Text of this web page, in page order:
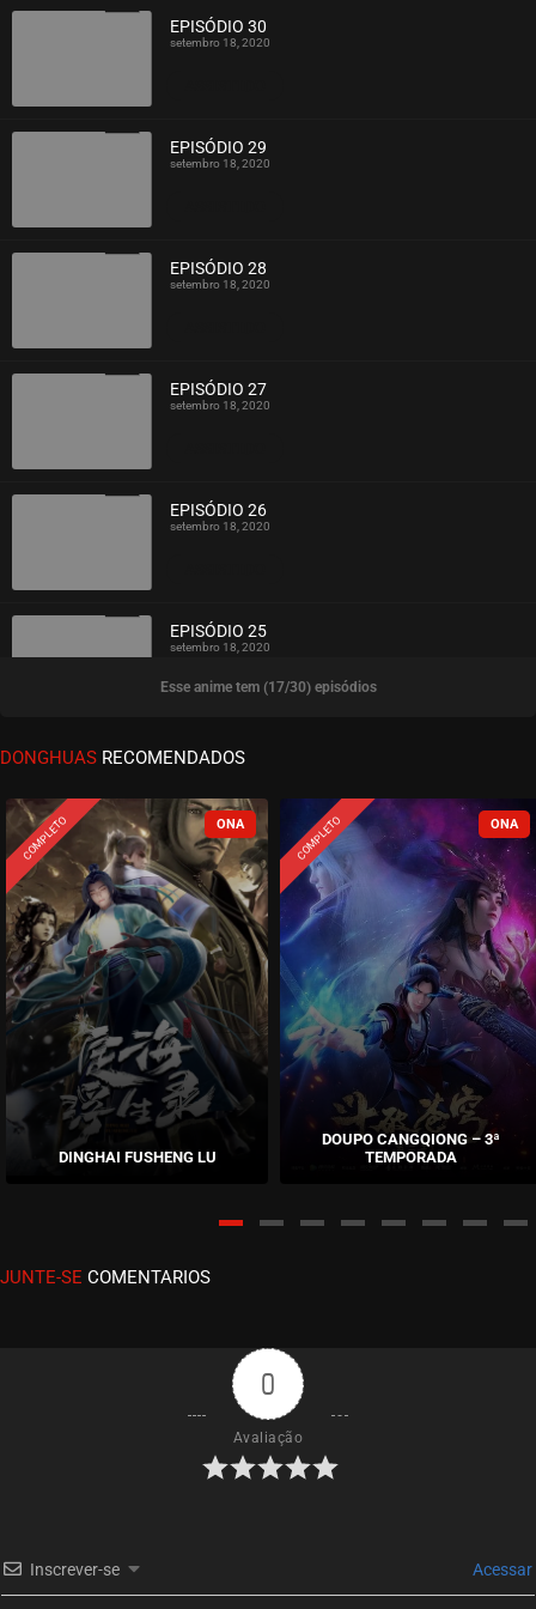
EPISÓDIO 30
setembro 18, 2020
EPISÓDIO 29
setembro 18, 2020
EPISÓDIO 28
setembro 18, 2020
EPISÓDIO 27
setembro 18, 2020
EPISÓDIO 26
setembro 18, 2020
ASSISTIDO
EPISÓDIO 25
setembro 18, 2020
ASSISTIDO
EPISÓDIO 24
ASSISTIDO
EPISÓDIO 23
setembro 18, 2020
ASSISTIDO
EPISÓDIO 22
setembro 18, 2020
EPISÓDIO 21
ASSISTIDO
EPISÓDIO 19
setembro 18, 2020
EPISÓDIO 18
EPISÓDIO 17
Esse anime tem (17/30) episódios
DONGHUAS RECOMENDADOS
COMPLETO
DINGHAI FUSHENG LU
COMPLETO
DOUPO CANGQIONG – 3ª
TEMPORADA
JUNTE-SE COMENTARIOS
0
Avaliação
Inscrever-se Acessar